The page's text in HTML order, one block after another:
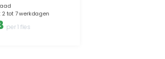
2 tot 7 werkdagen
per 1 fles